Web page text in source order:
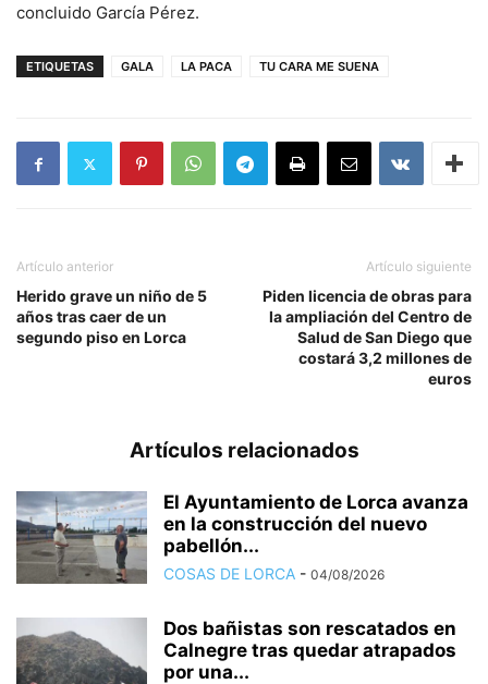
concluido García Pérez.
ETIQUETAS GALA LA PACA TU CARA ME SUENA
Artículo anterior
Herido grave un niño de 5
años tras caer de un
segundo piso en Lorca
Artículo siguiente
Piden licencia de obras para
la ampliación del Centro de
Salud de San Diego que
costará 3,2 millones de
euros
Artículos relacionados
El Ayuntamiento de Lorca avanza
en la construcción del nuevo
pabellón...
COSAS DE LORCA - 04/08/2026
Dos bañistas son rescatados en
Calnegre tras quedar atrapados
por una...